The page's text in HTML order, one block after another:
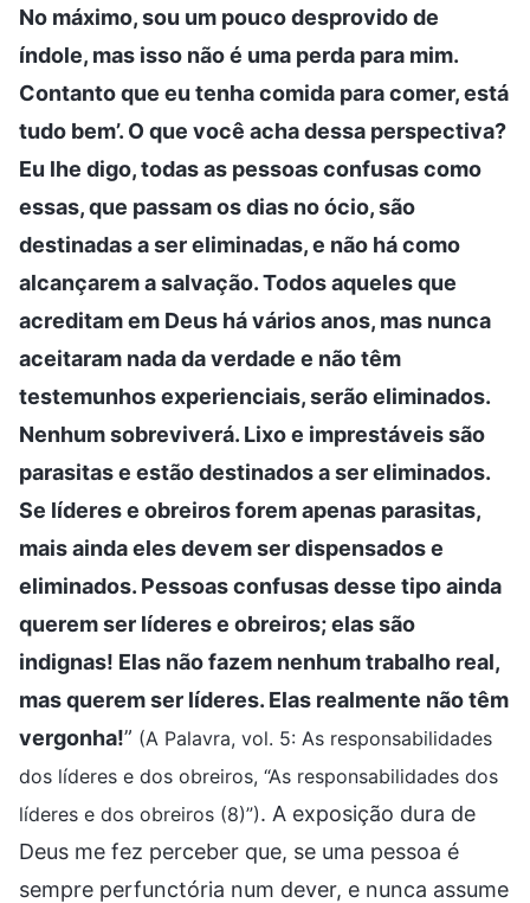
No máximo, sou um pouco desprovido de
índole, mas isso não é uma perda para mim.
Contanto que eu tenha comida para comer, está
tudo bem’. O que você acha dessa perspectiva?
Eu lhe digo, todas as pessoas confusas como
essas, que passam os dias no ócio, são
destinadas a ser eliminadas, e não há como
alcançarem a salvação. Todos aqueles que
acreditam em Deus há vários anos, mas nunca
aceitaram nada da verdade e não têm
testemunhos experienciais, serão eliminados.
Nenhum sobreviverá. Lixo e imprestáveis são
parasitas e estão destinados a ser eliminados.
Se líderes e obreiros forem apenas parasitas,
mais ainda eles devem ser dispensados e
eliminados. Pessoas confusas desse tipo ainda
querem ser líderes e obreiros; elas são
indignas! Elas não fazem nenhum trabalho real,
mas querem ser líderes. Elas realmente não têm
vergonha!” (A Palavra, vol. 5: As responsabilidades
dos líderes e dos obreiros, “As responsabilidades dos
líderes e dos obreiros (8)”). A exposição dura de
Deus me fez perceber que, se uma pessoa é
sempre perfunctória num dever, e nunca assume